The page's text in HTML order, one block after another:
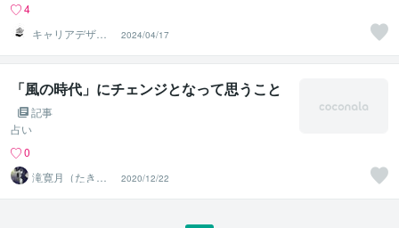
4
キャリアデザイ
ン総研 MEBAE
2024/04/17
「風の時代」にチェンジとなって思うこと
記事
占い
0
滝寛月（たきか
んげつ）
2020/12/22